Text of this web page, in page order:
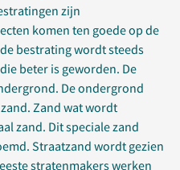
zijn
komen ten goede op de
bestrating wordt steeds
beter is geworden. De
De ondergrond
Zand wat wordt
zand. Dit speciale zand
Straatzand wordt gezien
stratenmakers werken